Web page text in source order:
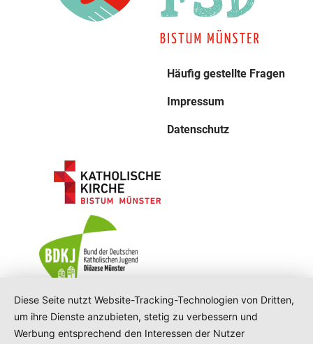
Häufig gestellte Fragen
Impressum
Datenschutz
Diese Seite nutzt Website-Tracking-Technologien von Dritten,
um ihre Dienste anzubieten, stetig zu verbessern und
Werbung entsprechend den Interessen der Nutzer